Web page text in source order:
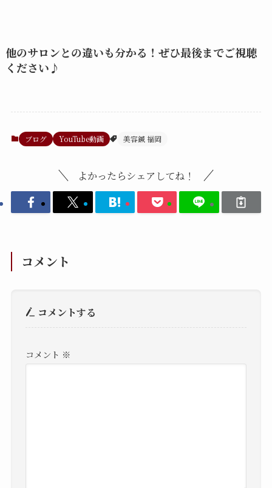
他のサロンとの違いも分かる！ぜひ最後までご視聴
ください♪
ブログ YouTube動画 美容鍼 福岡
よかったらシェアしてね！
コメント
コメントする
コメント ※